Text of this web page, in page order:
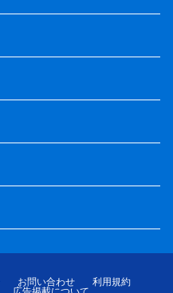
お問い合わせ
利用規約